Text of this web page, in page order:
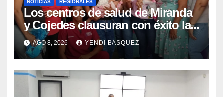
NOTICIAS REGIONALES
Los centros de salud de Miranda
y Cojedes clausuran con éxito la
Semana Mundial de la Lactancia
Materna
AGO 8, 2026 YENDI BASQUEZ